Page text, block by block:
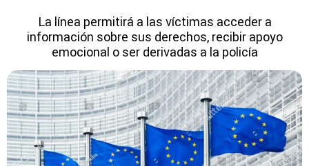
La línea permitirá a las víctimas acceder a
información sobre sus derechos, recibir apoyo
emocional o ser derivadas a la policía